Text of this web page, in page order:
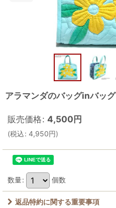
アラマンダのバッグinバッグ
販売価格: 4,500円
(税込: 4,950円)
数量: 個数
返品特約に関する重要事項